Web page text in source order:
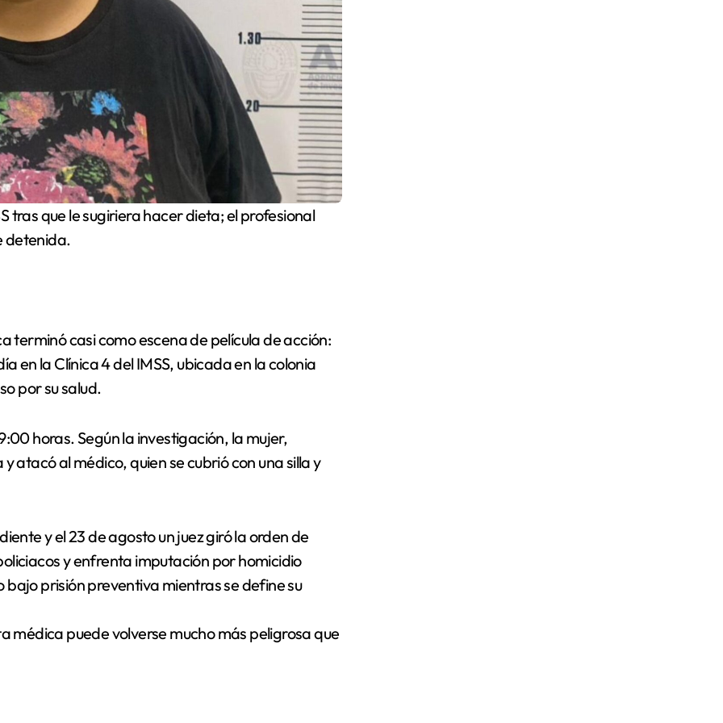
tras que le sugiriera hacer dieta; el profesional
detenida.
terminó casi como escena de película de acción:
en la Clínica 4 del IMSS, ubicada en la colonia
por su salud.
horas. Según la investigación, la mujer,
atacó al médico, quien se cubrió con una silla y
y el 23 de agosto un juez giró la orden de
y enfrenta imputación por homicidio
prisión preventiva mientras se define su
médica puede volverse mucho más peligrosa que